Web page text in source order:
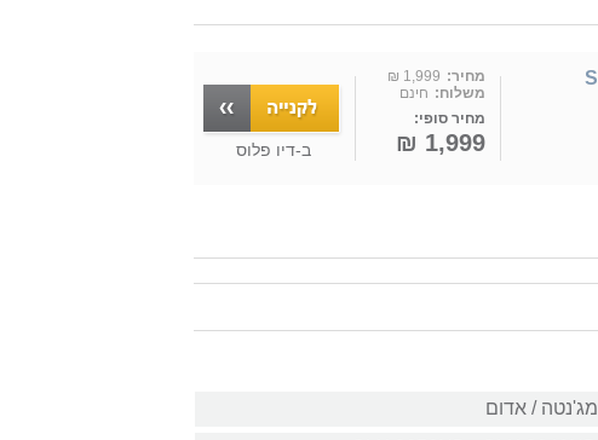
מחיר: 1,999 ₪
משלוח: חינם
מחיר סופי:
1,999 ₪ ב-דיו פלוס
מג'נטה / אדום